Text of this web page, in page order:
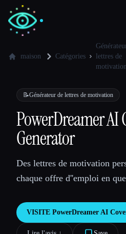
💻 Développeurs
🎓Étudiants
Comparer les outils
maison Catégories
lettres de
motivation
📝Générateur de lettres de motivation
PowerDreamer AI
Generator
Des lettres de motivation
chaque offre d''emploi en
VISITE PowerDreamer AI